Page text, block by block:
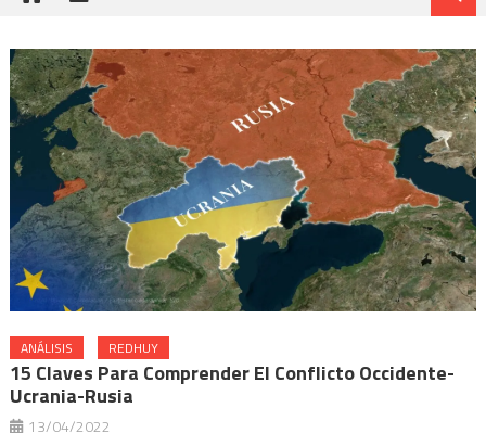
ANÁLISIS REDHUY
15 Claves Para Comprender El Conflicto Occidente-
Ucrania-Rusia
13/04/2022